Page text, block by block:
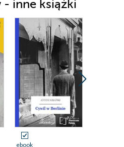
- inne książki
ebook